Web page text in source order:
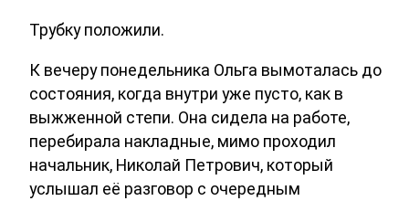
Трубку положили.
К вечеру понедельника Ольга вымоталась до
состояния, когда внутри уже пусто, как в
выжженной степи. Она сидела на работе,
перебирала накладные, мимо проходил
начальник, Николай Петрович, который
услышал её разговор с очередным